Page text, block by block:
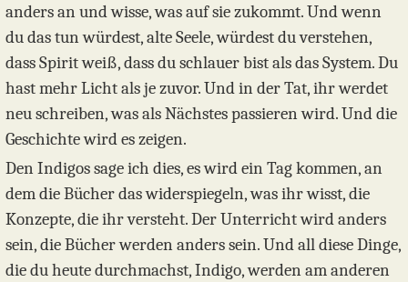
anders an und wisse, was auf sie zukommt. Und wenn
du das tun würdest, alte Seele, würdest du verstehen,
dass Spirit weiß, dass du schlauer bist als das System. Du
hast mehr Licht als je zuvor. Und in der Tat, ihr werdet
neu schreiben, was als Nächstes passieren wird. Und die
Geschichte wird es zeigen.
Den Indigos sage ich dies, es wird ein Tag kommen, an
dem die Bücher das widerspiegeln, was ihr wisst, die
Konzepte, die ihr versteht. Der Unterricht wird anders
sein, die Bücher werden anders sein. Und all diese Dinge,
die du heute durchmachst, Indigo, werden am anderen